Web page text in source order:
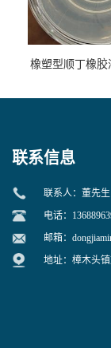
橡塑型顺丁橡胶
联系信息
联系人：董先生
电话：
邮箱：
地址：樟木头